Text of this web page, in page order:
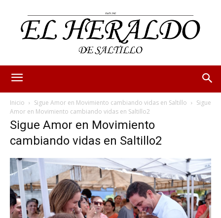
Inicio Sigue Amor en Movimiento cambiando vidas en Saltillo
Sigue
Amor en Movimiento cambiando vidas en Saltillo2
Sigue Amor en Movimiento
cambiando vidas en Saltillo2